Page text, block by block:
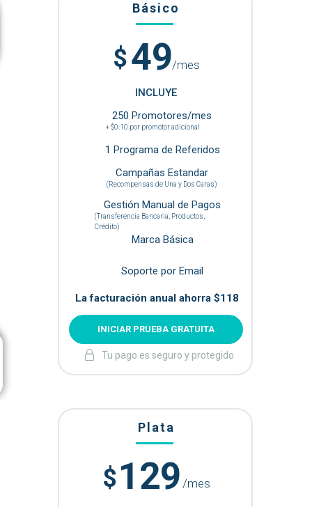
Plata
$ /mes
INCLUYE
129
49/mes
$
Básico
250 Promotores/mes
1 Programa de Referidos
Marca Básica
La facturación anual ahorra $118
Tu pago es seguro y protegido
INICIAR PRUEBA GRATUITA
Soporte por Email
+ $0.10 por promotor adicional
Gestión Manual de Pagos
Campañas Estandar
(Recompensas de Una y Dos Caras)
(Transferencia Bancaria, Productos,
Crédito)